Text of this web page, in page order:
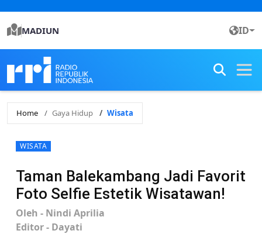
MADIUN ID
Home Gaya Hidup Wisata
WISATA
Taman Balekambang Jadi Favorit
Foto Selfie Estetik Wisatawan!
Oleh - Nindi Aprilia
Editor - Dayati